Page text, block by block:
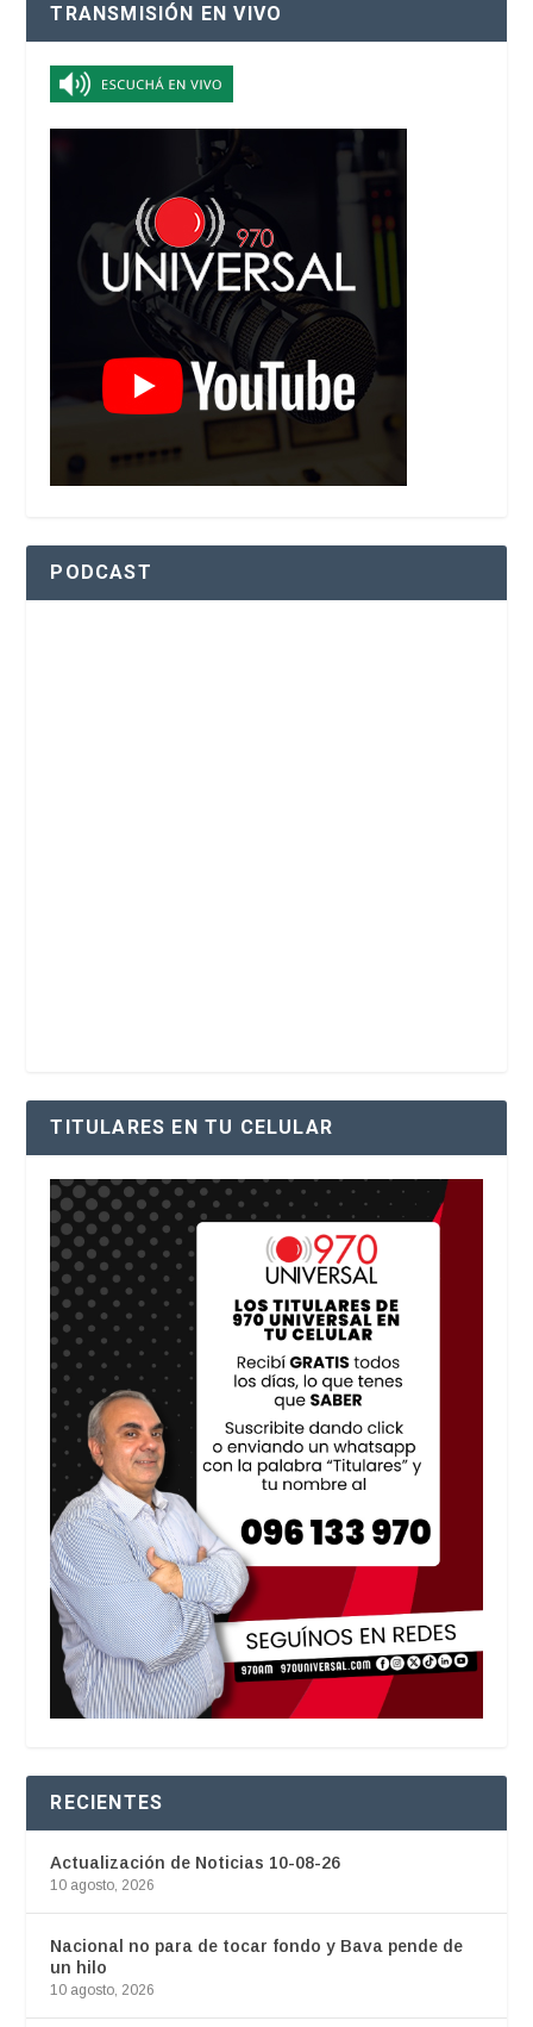
TRANSMISIÓN EN VIVO
PODCAST
TITULARES EN TU CELULAR
RECIENTES
Actualización de Noticias 10-08-26
10 agosto, 2026
Nacional no para de tocar fondo y Bava pende de
un hilo
10 agosto, 2026